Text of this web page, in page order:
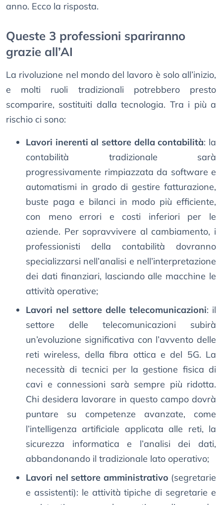
anno. Ecco la risposta.
Queste 3 professioni spariranno
grazie all’AI
La rivoluzione nel mondo del lavoro è solo all’inizio,
e molti ruoli tradizionali potrebbero presto
scomparire, sostituiti dalla tecnologia. Tra i più a
rischio ci sono:
Lavori inerenti al settore della contabilità: la
contabilità tradizionale sarà
progressivamente rimpiazzata da software e
automatismi in grado di gestire fatturazione,
buste paga e bilanci in modo più efficiente,
con meno errori e costi inferiori per le
aziende. Per sopravvivere al cambiamento, i
professionisti della contabilità dovranno
specializzarsi nell’analisi e nell’interpretazione
dei dati finanziari, lasciando alle macchine le
attività operative;
Lavori nel settore delle telecomunicazioni: il
settore delle telecomunicazioni subirà
un’evoluzione significativa con l’avvento delle
reti wireless, della fibra ottica e del 5G. La
necessità di tecnici per la gestione fisica di
cavi e connessioni sarà sempre più ridotta.
Chi desidera lavorare in questo campo dovrà
puntare su competenze avanzate, come
l’intelligenza artificiale applicata alle reti, la
sicurezza informatica e l’analisi dei dati,
abbandonando il tradizionale lato operativo;
Lavori nel settore amministrativo (segretarie
e assistenti): le attività tipiche di segretarie e